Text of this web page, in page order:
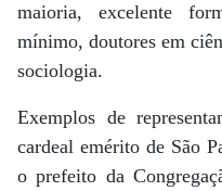
maioria, excelente
mínimo, doutores em
sociologia.
Exemplos de
cardeal emérito de São
o prefeito da